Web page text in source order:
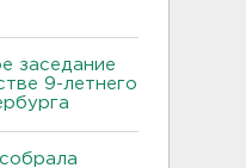
заседание
9-летнего